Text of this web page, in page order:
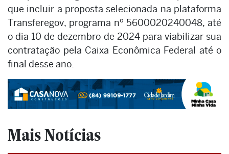
que incluir a proposta selecionada na plataforma
Transferegov, programa nº 5600020240048, até
o dia 10 de dezembro de 2024 para viabilizar sua
contratação pela Caixa Econômica Federal até o
final desse ano.
Mais Notícias